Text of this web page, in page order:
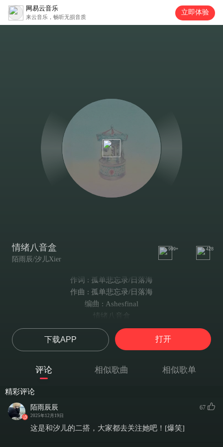
网易云音乐
来云音乐，畅听无损音质
立即体验
情绪八音盒
陌雨辰/汐儿Xier
999+ 428
作词 : 孤单悲忘录/日落海
作曲 : 孤单悲忘录/日落海
编曲 : Ashesfinal
情绪八音盒
【陌雨辰】
今晚又做了一个梦吗？
心事好像很重吧
其实心里面很痛
就算我现在去找你，其实也没有用
小的时候觉得长大可以摆脱他们束缚
下载APP 打开
评论 相似歌曲 相似歌单
精彩评论
陌雨辰辰
2025年12月19日
67
这是和汐儿的二搭，大家都去关注她吧！[爆笑]